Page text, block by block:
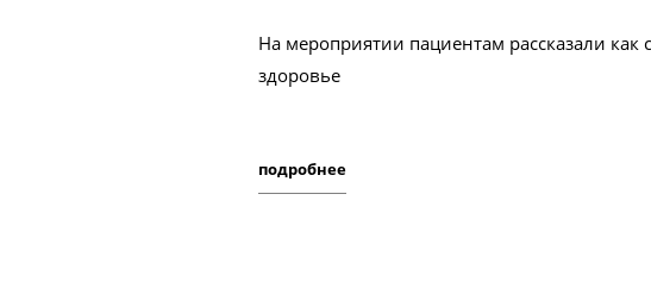
На мероприятии пациентам рассказали как
здоровье
подробнее